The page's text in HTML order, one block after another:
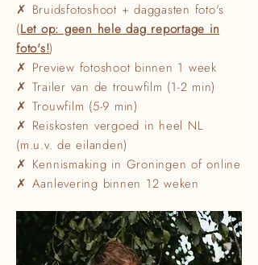
✗ Bruidsfotoshoot + daggasten foto's
(Let op: geen hele dag reportage in
foto's!)
✗ Preview fotoshoot binnen 1 week
✗ Trailer van de trouwfilm (1-2 min)
✗ Trouwfilm (5-9 min)
✗ Reiskosten vergoed in heel NL
(m.u.v. de eilanden)
✗ Kennismaking in Groningen of online
✗ Aanlevering binnen 12 weken